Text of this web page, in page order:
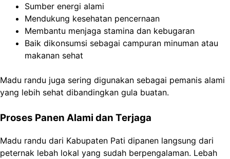
Sumber energi alami
Mendukung kesehatan pencernaan
Membantu menjaga stamina dan kebugaran
Baik dikonsumsi sebagai campuran minuman atau
makanan sehat
Madu randu juga sering digunakan sebagai pemanis alami
yang lebih sehat dibandingkan gula buatan.
Proses Panen Alami dan Terjaga
Madu randu dari Kabupaten Pati dipanen langsung dari
peternak lebah lokal yang sudah berpengalaman. Lebah